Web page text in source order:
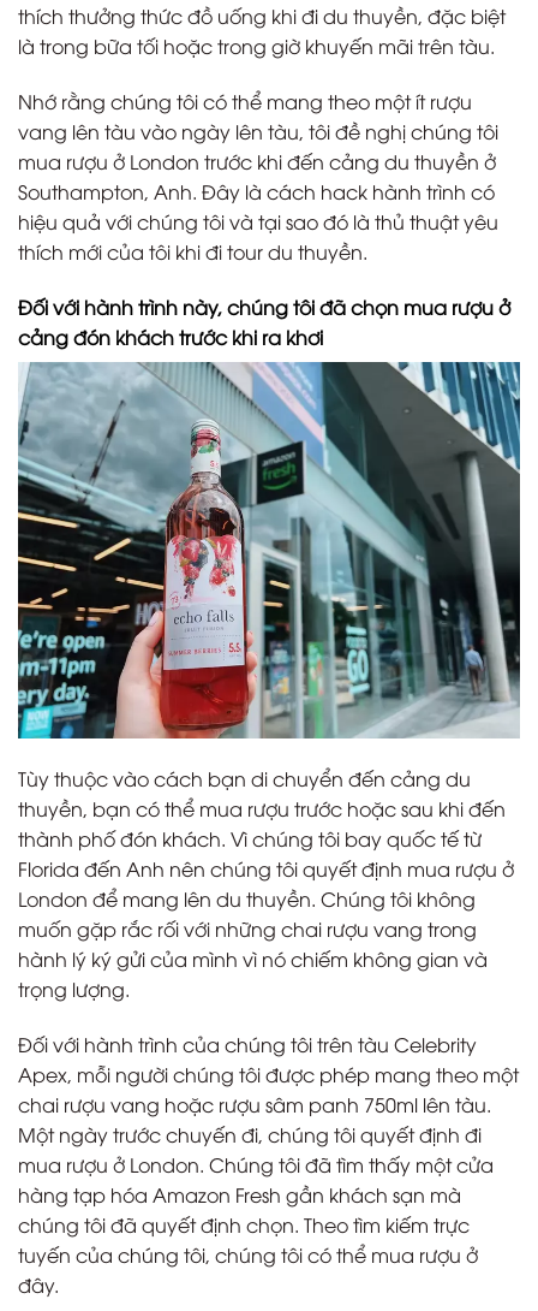
thích thưởng thức đồ uống khi đi du thuyền, đặc biệt
là trong bữa tối hoặc trong giờ khuyến mãi trên tàu.
Nhớ rằng chúng tôi có thể mang theo một ít rượu
vang lên tàu vào ngày lên tàu, tôi đề nghị chúng tôi
mua rượu ở London trước khi đến cảng du thuyền ở
Southampton, Anh. Đây là cách hack hành trình có
hiệu quả với chúng tôi và tại sao đó là thủ thuật yêu
thích mới của tôi khi đi tour du thuyền.
Đối với hành trình này, chúng tôi đã chọn mua rượu ở
cảng đón khách trước khi ra khơi
Tùy thuộc vào cách bạn di chuyển đến cảng du
thuyền, bạn có thể mua rượu trước hoặc sau khi đến
thành phố đón khách. Vì chúng tôi bay quốc tế từ
Florida đến Anh nên chúng tôi quyết định mua rượu ở
London để mang lên du thuyền. Chúng tôi không
muốn gặp rắc rối với những chai rượu vang trong
hành lý ký gửi của mình vì nó chiếm không gian và
trọng lượng.
Đối với hành trình của chúng tôi trên tàu Celebrity
Apex, mỗi người chúng tôi được phép mang theo một
chai rượu vang hoặc rượu sâm panh 750ml lên tàu.
Một ngày trước chuyến đi, chúng tôi quyết định đi
mua rượu ở London. Chúng tôi đã tìm thấy một cửa
hàng tạp hóa Amazon Fresh gần khách sạn mà
chúng tôi đã quyết định chọn. Theo tìm kiếm trực
tuyến của chúng tôi, chúng tôi có thể mua rượu ở
đây.